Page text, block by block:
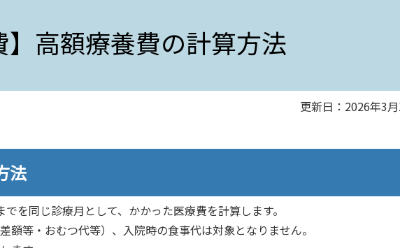
】高額療養費の計算方法
更新日：2026年3
法
を同じ診療月として、かかった医療費を計算します。
額等・おむつ代等）、入院時の食事代は対象となりません。